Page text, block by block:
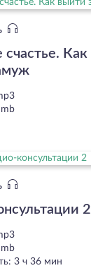
Как
2
3 ч 36 мин